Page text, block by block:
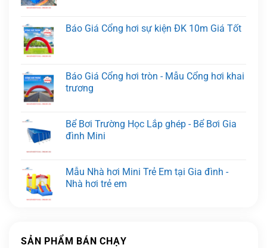
Báo Giá Cổng hơi sự kiện ĐK 10m Giá Tốt
Báo Giá Cổng hơi tròn - Mẫu Cổng hơi khai
trương
Bể Bơi Trường Học Lắp ghép - Bể Bơi Gia
đình Mini
Mẫu Nhà hơi Mini Trẻ Em tại Gia đình -
Nhà hơi trẻ em
SẢN PHẨM BÁN CHẠY